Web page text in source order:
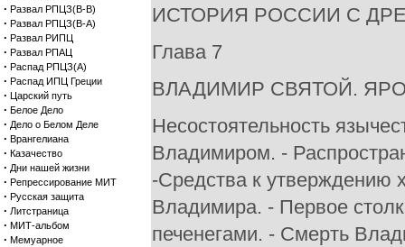
· Развал РПЦЗ(В-В)
· Развал РПЦЗ(В-А)
· Развал РИПЦ
· Развал РПАЦ
· Распад РПЦЗ(А)
· Распад ИПЦ Греции
· Царский путь
· Белое Дело
· Дело о Белом Деле
· Врангелиана
· Казачество
· Дни нашей жизни
· Репрессирование МИТ
· Русская защита
· Литстраница
· МИТ-альбом
· Мемуарное
ИСТОРИЯ РОССИИ С
Глава 7
ВЛАДИМИР СВЯТОЙ.
Несостоятельность
Владимиром. -
-Средства к утверждению
Владимира. - Первое
печенегами. - Смерть